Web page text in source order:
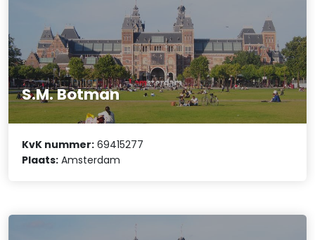
S.M. Botman
KvK nummer: 69415277
Plaats: Amsterdam